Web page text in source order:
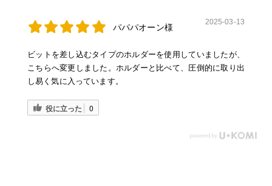
パパパオーン様
2025-03-13
ビットを差し込むタイプのホルダーを使用していましたが、
こちらへ変更しました。ホルダーと比べて、圧倒的に取り出
し易く気に入っています。
役に立った 0